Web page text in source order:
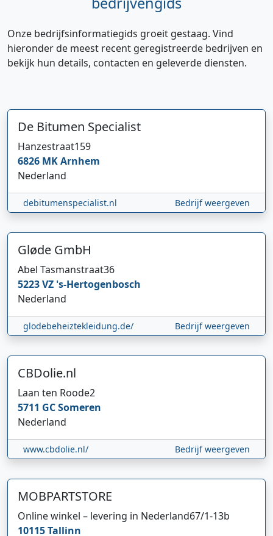
Onze bedrijfsinformatiegids groeit gestaag. Vind
hieronder de meest recent geregistreerde bedrijven en
bekijk hun details, contacten en geleverde diensten.
De Bitumen Specialist
Hanzestraat159
6826 MKArnhem
Nederland
debitumenspecialist.nl Bedrijf weergeven
Gløde GmbH
Abel Tasmanstraat36
5223 VZ 's-Hertogenbosch
Nederland
glodebeheiztekleidung.de/ Bedrijf weergeven
CBDolie.nl
Laan ten Roode2
5711 GCSomeren
Nederland
www.cbdolie.nl/ Bedrijf weergeven
MOBPARTSTORE
Online winkel – levering in Nederland67/1-13b
10115Tallinn